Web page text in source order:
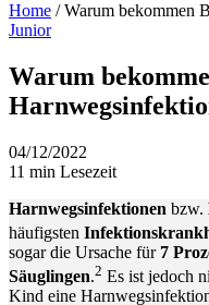
Home /Warum bekommen
Junior
Warum
04/12/2022
11 min Lesezeit
Harnwegsinfektionen bzw.
häufigsten
sogar die Ursache für 7
Säuglingen.2 Es ist jedoch
Kind eine